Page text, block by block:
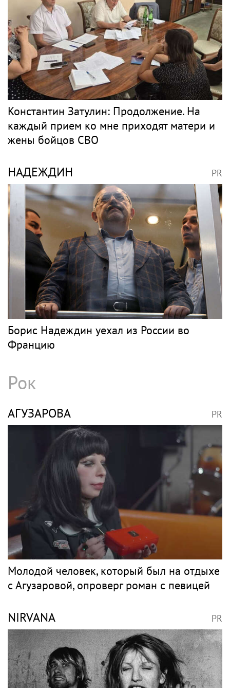
«Коммерсантъ» стал самой
цитируемой газетой в соцсетях в июне
2026 года
Новости тенниса
PR
Весь PR
ЗАТУЛИН PR
Константин Затулин: Продолжение. На
каждый прием ко мне приходят матери и
жены бойцов СВО
НАДЕЖДИН
Борис Надеждин уехал из России во
Францию